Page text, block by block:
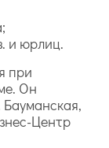
и юрлиц.
при
Он
Центр